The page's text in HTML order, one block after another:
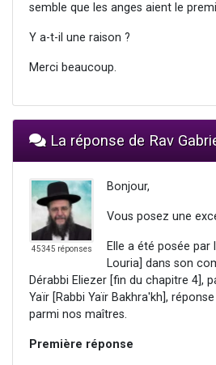
semble que les anges aient le
Y a-t-il une raison ?
Merci beaucoup.
La réponse de Rav
45345 réponses
Bonjour,
Vous posez une
Elle a été posée par
Louria] dans son
Dérabbi Eliezer [fin du chapitre 4],
Yaïr [Rabbi Yaïr Bakhra'kh],
parmi nos maîtres.
Première réponse